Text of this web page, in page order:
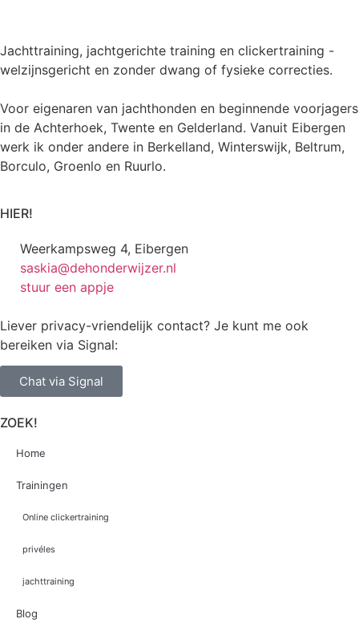
Jachttraining, jachtgerichte training en clickertraining -
welzijnsgericht en zonder dwang of fysieke correcties.
Voor eigenaren van jachthonden en beginnende voorjagers
in de Achterhoek, Twente en Gelderland. Vanuit Eibergen
werk ik onder andere in Berkelland, Winterswijk, Beltrum,
Borculo, Groenlo en Ruurlo.
HIER!
Weerkampsweg 4, Eibergen
saskia@dehonderwijzer.nl
stuur een appje
Liever privacy-vriendelijk contact? Je kunt me ook
bereiken via Signal:
Chat via Signal
ZOEK!
Home
Trainingen
Online clickertraining
privéles
jachttraining
Blog